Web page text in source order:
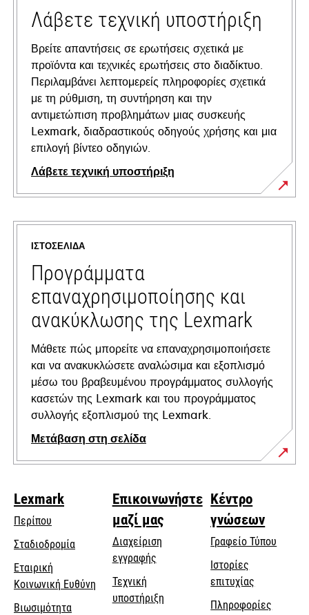
Λάβετε τεχνική υποστήριξη
Βρείτε απαντήσεις σε ερωτήσεις σχετικά με
προϊόντα και τεχνικές ερωτήσεις στο διαδίκτυο.
Περιλαμβάνει λεπτομερείς πληροφορίες σχετικά
με τη ρύθμιση, τη συντήρηση και την
αντιμετώπιση προβλημάτων μιας συσκευής
Lexmark, διαδραστικούς οδηγούς χρήσης και μια
επιλογή βίντεο οδηγιών.
Λάβετε τεχνική υποστήριξη
opens
in
new
tab
ΙΣΤΟΣΕΛΊΔΑ
Προγράμματα
επαναχρησιμοποίησης και
ανακύκλωσης της Lexmark
Μάθετε πώς μπορείτε να επαναχρησιμοποιήσετε
και να ανακυκλώσετε αναλώσιμα και εξοπλισμό
μέσω του βραβευμένου προγράμματος συλλογής
κασετών της Lexmark και του προγράμματος
συλλογής εξοπλισμού της Lexmark.
Μετάβαση στη σελίδα
Lexmark
Περίπου
Σταδιοδρομία
Εταιρική
Κοινωνική Ευθύνη opens
Βιωσιμότητα
Επικοινωνήστε
μαζί μας
Διαχείριση
εγγραφής
Τεχνική
υποστήριξηopens
Κέντρο
γνώσεων
Γραφείο Τύπου
Ιστορίες
επιτυχίας
Πληροφορίες